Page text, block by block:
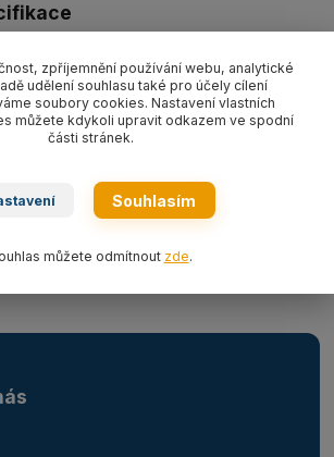
lanem po obvodu, ocelová oka rozteč
barva zelená. Hmotnost 6,3 kg.
v kategoriích
zpříjemnění používání webu, analytické
udělení souhlasu také pro účely cílení
soubory cookies. Nastavení vlastních
můžete kdykoli upravit odkazem ve spodní
části stránek.
Souhlasím
můžete odmítnout zde.